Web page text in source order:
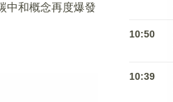
中和概念再度爆發
10:50
10:39